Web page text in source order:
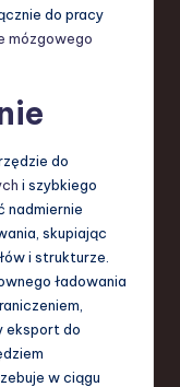
do pracy
mózgowego
do
i szybkiego
nadmiernie
skupiając
i strukturze.
ładowania
eksport do
w ciągu